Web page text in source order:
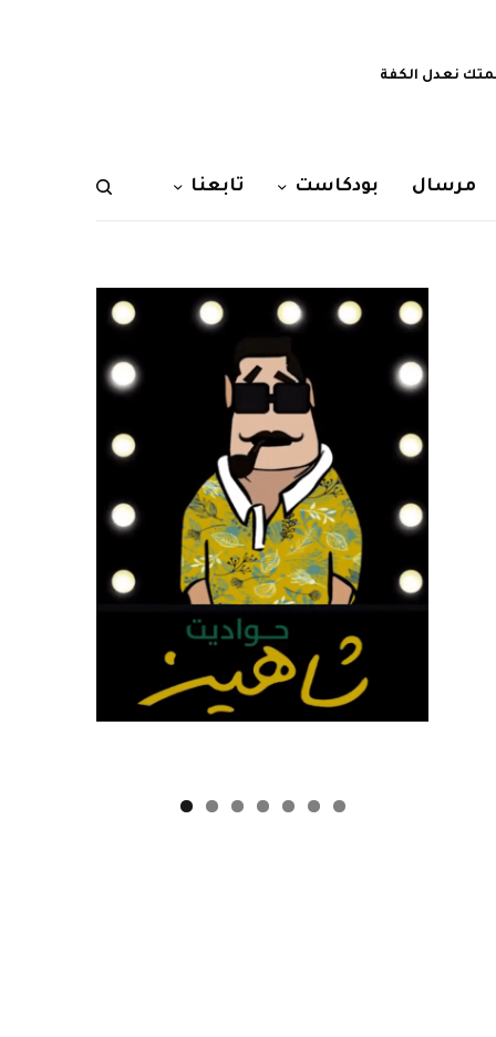
نعدل الكفة
مرسال بودكاست تابعنا